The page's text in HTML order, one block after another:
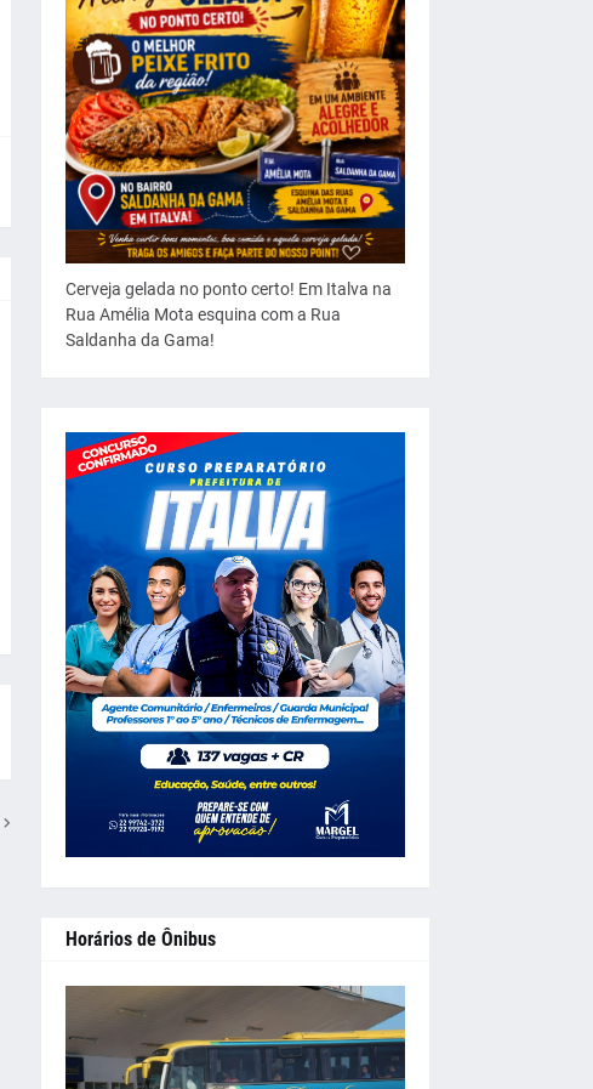
Cerveja gelada no ponto certo! Em Italva na
Rua Amélia Mota esquina com a Rua
Saldanha da Gama!
Horários de Ônibus